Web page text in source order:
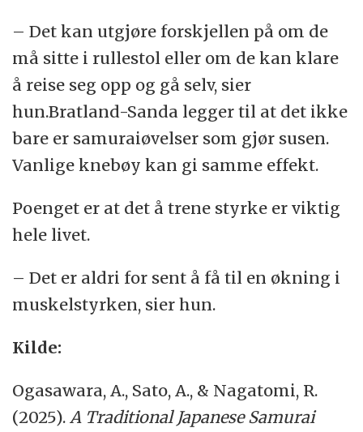
– Det kan utgjøre forskjellen på om de
må sitte i rullestol eller om de kan klare
å reise seg opp og gå selv, sier
hun.Bratland-Sanda legger til at det ikke
bare er samuraiøvelser som gjør susen.
Vanlige knebøy kan gi samme effekt.
Poenget er at det å trene styrke er viktig
hele livet.
– Det er aldri for sent å få til en økning i
muskelstyrken, sier hun.
Kilde:
Ogasawara, A., Sato, A., & Nagatomi, R.
(2025). A Traditional Japanese Samurai